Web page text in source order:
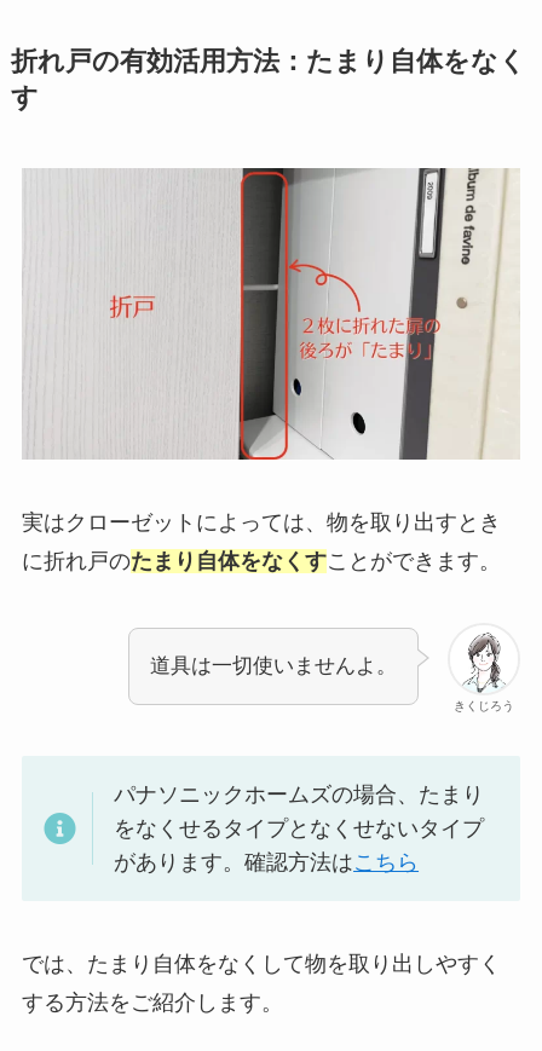
折れ戸の有効活用方法：たまり自体をなく
す
実はクローゼットによっては、物を取り出すとき
に折れ戸のたまり自体をなくすことができます。
きくじろう
道具は一切使いませんよ。
パナソニックホームズの場合、たまり
をなくせるタイプとなくせないタイプ
があります。確認方法はこちら
では、たまり自体をなくして物を取り出しやすく
する方法をご紹介します。